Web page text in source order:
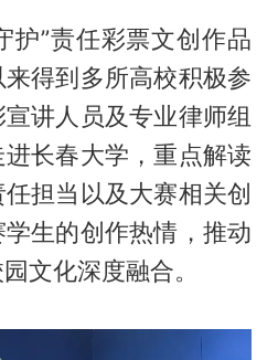
护”责任彩票文创作品
得到多所高校积极参
讲人员及专业律师组
长春大学，重点解读
担当以及大赛相关创
生的创作热情，推动
文化深度融合。